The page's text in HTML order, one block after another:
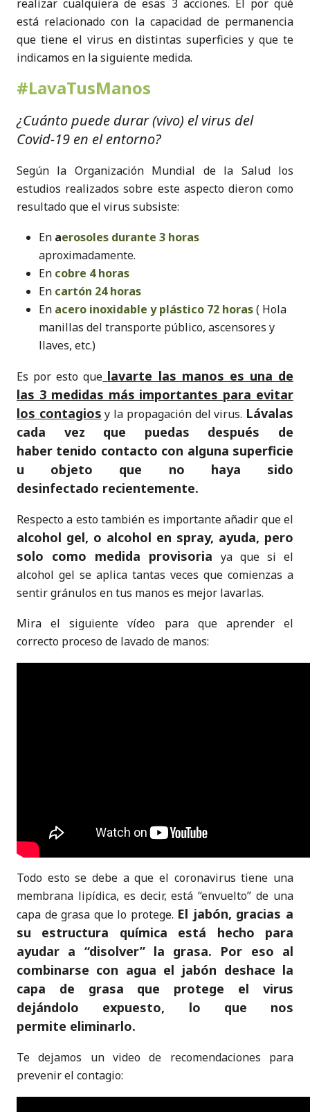
realizar cualquiera de esas 3 acciones. El por qué
está relacionado con la capacidad de permanencia
que tiene el virus en distintas superficies y que te
indicamos en la siguiente medida.
#LavaTusManos
¿Cuánto puede durar (vivo) el virus del
Covid-19 en el entorno?
Según la Organización Mundial de la Salud los
estudios realizados sobre este aspecto dieron como
resultado que el virus subsiste:
En aerosoles durante 3 horas
aproximadamente.
En cobre 4 horas
En cartón 24 horas
En acero inoxidable y plástico 72 horas( Hola
manillas del transporte público, ascensores y
llaves, etc.)
Es por esto que lavarte las manos es una de
las 3 medidas más importantes para evitar
los contagios y la propagación del virus. Lávalas
cada vez que puedas después de
haber tenido contacto con alguna superficie
u objeto que no haya sido
desinfectado recientemente.
Respecto a esto también es importante añadir que el
alcohol gel, o alcohol en spray, ayuda, pero
solo como medida provisoria ya que si el
alcohol gel se aplica tantas veces que comienzas a
sentir gránulos en tus manos es mejor lavarlas.
Mira el siguiente vídeo para que aprender el
correcto proceso de lavado de manos:
Todo esto se debe a que el coronavirus tiene una
membrana lipídica, es decir, está “envuelto” de una
capa de grasa que lo protege. El jabón, gracias a
su estructura química está hecho para
ayudar a “disolver” la grasa. Por eso al
combinarse con agua el jabón deshace la
capa de grasa que protege el virus
dejándolo expuesto, lo que nos
permite eliminarlo.
Te dejamos un video de recomendaciones para
prevenir el contagio: